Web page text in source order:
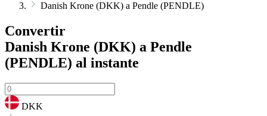
Danish Krone (DKK) a Pendle (PENDLE)
Convertir
Danish Krone (DKK) a Pendle
(PENDLE) al instante
DKK